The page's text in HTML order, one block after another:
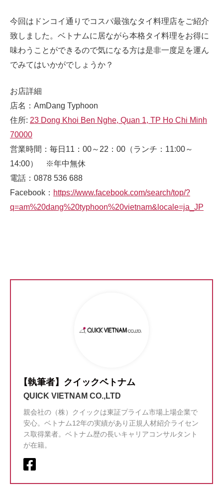
今回はドンコイ通りでコスパ最強なタイ料理店をご紹介
致しました。ベトナムに居ながら本格タイ料理をお得に
味わうことができるので気になる方は是非一度足を運ん
でみてはいかがでしょうか？
お店詳細
店名：AmDang Typhoon
住所: 23 Dong Khoi Ben Nghe, Quan 1, TP Ho Chi Minh
70000
営業時間：毎日11：00～22：00（ランチ：11:00～
14:00） ※年中無休
電話：0878 536 688
Facebook： https://www.facebook.com/search/top/?
q=am%20dang%20typhoon%20vietnam&locale=ja_JP
【執筆者】クイックベトナム
QUICK VIETNAM CO.,LTD
親会社の（株）クイックは東証プライム市場上場企業で
安心。ベトナム12年の実績があり正規人材紹介ライセン
ス取得業者。ベトナム歴の長いキャリアコンサルタント
が在籍。